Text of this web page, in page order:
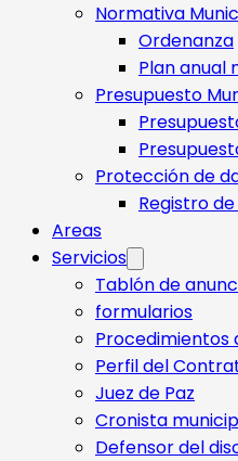
Normativa
Ordenanza
Plan anual
Presupuesto
Protección de
Registro
Areas
Servicios
Tablón de
formularios
Perfil del
Juez de Paz
Cronista
Defensor del